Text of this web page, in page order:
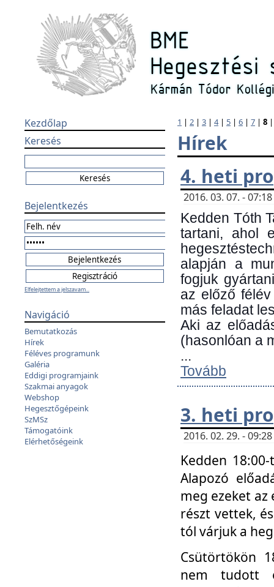
Kezdőlap
Keresés
Bejelentkezés
Elfelejtettem a jelszavam...
Navigáció
Bemutatkozás
Hírek
Féléves programunk
Galéria
Eddigi programjaink
Szakmai anyagok
Webshop
Hegesztőgépeink
SzMSz
Támogatóink
Elérhetőségeink
1 | 2 | 3 | 4| 5 | 6 | 7 | 8
Hírek
4. heti
2016. 03. 07. -
Kedden Tóth
tartani, ahol
alapján a
fogjuk
az előző
más feladat
Aki az
(hasonlóan a
...
Tovább
3. heti
2016. 02. 29. -
Kedden
Alapozó
meg ezeket
részt vettek,
tól várjuk a
Csütörtökön
nem tudott